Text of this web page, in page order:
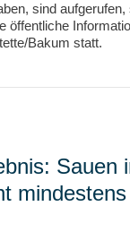
sind
öffentliche
Bakum statt.
Sauen